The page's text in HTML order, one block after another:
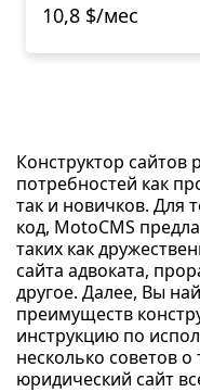
10,8 $/мес
Конструктор сайтов
потребностей как
так и новичков. Для
код, MotoCMS
таких как
сайта адвоката,
другое. Далее, Вы
преимуществ
инструкцию по
несколько советов
юридический сайт